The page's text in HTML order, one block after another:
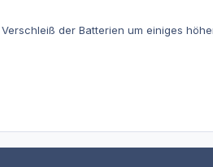
der Batterien um einiges